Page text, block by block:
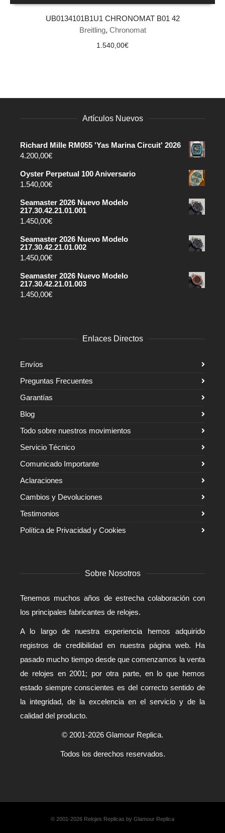
UB0134101B1U1 CHRONOMAT B01 42
Breitling, Chronomat
1.540,00€
Artículos Nuevos
Richard Mille RM055 'Yas Marina Circuit' 2026
4.200,00€
Oyster Perpetual 100 Aniversario
1.540,00€
Seamaster 2026 Nuevo Modelo
217.30.42.21.01.001
1.450,00€
Seamaster 2026 Nuevo Modelo
217.30.42.21.01.002
1.450,00€
Seamaster 2026 Nuevo Modelo
217.30.42.21.01.003
1.450,00€
Enlaces Directos
Envíos
Preguntas Frecuentes
Garantías
Blog
Todo sobre nuestros movimientos
Servicio Técnico
Comunicado Importante
Aclaraciones
Cambios y Devoluciones
Testimonios
Política de Privacidad y Cookies
Sobre Nosotros
Tenemos muchos años de estrecha colaboración con
los principales fabricantes de relojes.
A lo largo de nuestra experiencia hemos adquirido
registros de credibilidad en nuestra página web. Ha
pasado mucho tiempo desde que comenzamos la venta
de relojes en 2001; por otra parte, en lo que hemos
estado siempre conscientes es del correcto sentido de
la integridad, de la excelencia en el servicio y de la
calidad del producto.
© 2001-2026 Glamour Replica.
Todos los derechos reservados.
© 2001-2026 Relojes Replicas by Glamour Replica